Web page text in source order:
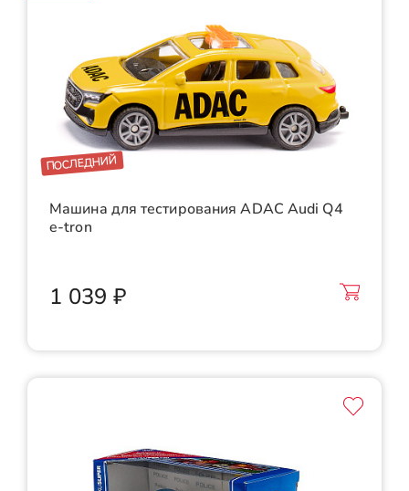
ПОСЛЕДНИЙ
Машина для тестирования ADAC Audi Q4
e-tron
1 039 ₽